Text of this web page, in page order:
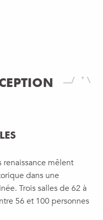
mêlent
dans une
Trois salles de 62 à
56 et 100 personnes